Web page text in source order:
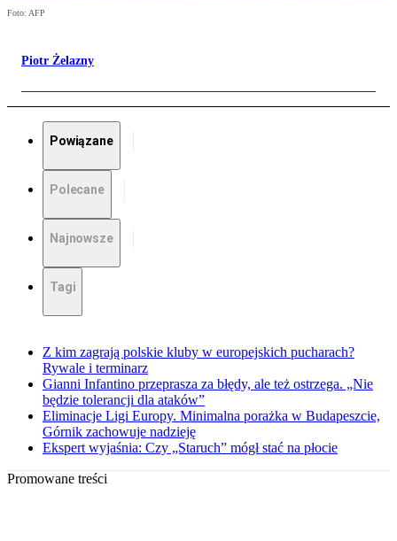
Foto: AFP
Piotr Żelazny
Powiązane
Polecane
Najnowsze
Tagi
Z kim zagrają polskie kluby w europejskich pucharach?
Rywale i terminarz
Gianni Infantino przeprasza za błędy, ale też ostrzega. „Nie
będzie tolerancji dla ataków”
Eliminacje Ligi Europy. Minimalna porażka w Budapeszcie,
Górnik zachowuje nadzieję
Ekspert wyjaśnia: Czy „Staruch” mógł stać na płocie
Promowane treści